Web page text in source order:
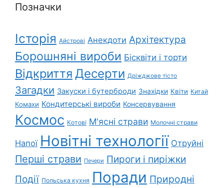
Позначки
Історія Айстрові Анекдоти Архітектура
Борошняні вироби Бісквіти і торти
Відкриття Десерти Дріжджове тісто
Загадки Закуски і бутерброди Знахідки Квіти Китай
Комахи Кондитерські вироби Консервування
Космос Котові М'ясні страви Молочні страви
Напої Новітні технології Отруйні
Перші страви Печери Пироги і пиріжки
Події Польська кухня Поради Природні